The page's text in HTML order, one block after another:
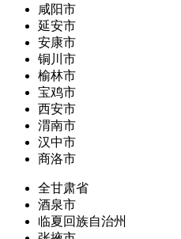
咸阳市
延安市
安康市
铜川市
榆林市
宝鸡市
西安市
渭南市
汉中市
商洛市
全甘肃省
酒泉市
临夏回族自治州